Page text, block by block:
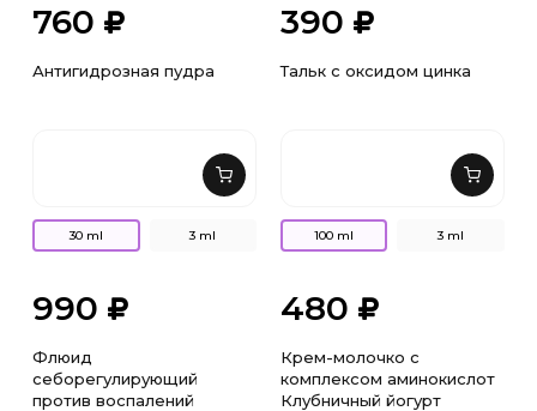
760
Антигидрозная пудра
390
Тальк с оксидом цинка
30 ml 3 ml
990
Флюид
себорегулирующий
против воспалений
100 ml 3 ml
480
Крем-молочко с
комплексом аминокислот
Клубничный йогурт